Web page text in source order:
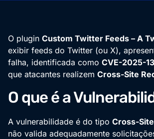
O plugin Custom Twitter Feeds – A
exibir feeds do Twitter (ou X),
falha, identificada como CVE-2025-
que atacantes realizem Cross-Site
O que é a
A vulnerabilidade é do tipo Cross-
não valida adequadamente